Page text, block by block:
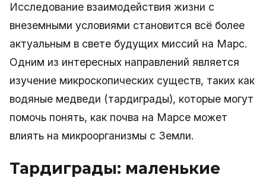
Исследование взаимодействия жизни с
внеземными условиями становится всё более
актуальным в свете будущих миссий на Марс.
Одним из интересных направлений является
изучение микроскопических существ, таких как
водяные медведи (тардиграды), которые могут
помочь понять, как почва на Марсе может
влиять на микроорганизмы с Земли.
Тардиграды: маленькие